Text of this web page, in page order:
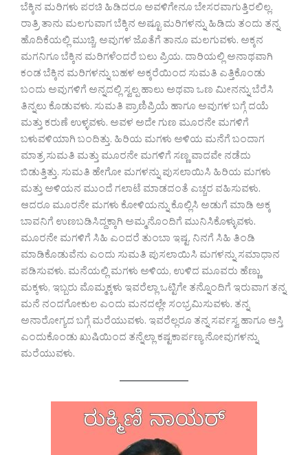
ಬೆಕ್ಕಿನ ಮರಿಗಳು ಪರಚಿ ಹಿಡಿದರೂ ಅವಳಿಗೇನೂ ಬೇಸರವಾಗುತ್ತಿರಲಿಲ್ಲ.
ರಾತ್ರಿ ತಾನು ಮಲಗುವಾಗ ಬೆಕ್ಕಿನ ಅಷ್ಟೂ ಮರಿಗಳನ್ನು ಹಿಡಿದು ತಂದು ತನ್ನ
ಹೊದಿಕೆಯಲ್ಲಿ ಮುಚ್ಚಿ, ಅವುಗಳ ಜೊತೆಗೆ ತಾನೂ ಮಲಗುವಳು. ಅಕ್ಕನ
ಮಗನಿಗೂ ಬೆಕ್ಕಿನ ಮರಿಗಳೆಂದರೆ ಬಲು ಪ್ರಿಯ. ದಾರಿಯಲ್ಲಿ ಅನಾಥವಾಗಿ
ಕಂಡ ಬೆಕ್ಕಿನ ಮರಿಗಳನ್ನು ಬಹಳ ಅಕ್ಕರೆಯಿಂದ ಸುಮತಿ ಎತ್ತಿಕೊಂಡು
ಬಂದು ಅವುಗಳಿಗೆ ಅನ್ನದಲ್ಲಿ ಸ್ವಲ್ಪ ಹಾಲು ಅಥವಾ ಒಣ ಮೀನನ್ನು ಬೆರೆಸಿ
ತಿನ್ನಲು ಕೊಡುವಳು. ಸುಮತಿ ಪ್ರಾಣಿಪ್ರಿಯೆ ಹಾಗೂ ಅವುಗಳ ಬಗ್ಗೆ ದಯೆ
ಮತ್ತು ಕರುಣೆ ಉಳ್ಳವಳು. ಅವಳ ಅದೇ ಗುಣ ಮೂರನೇ ಮಗಳಿಗೆ
ಬಳುವಳಿಯಾಗಿ ಬಂದಿತ್ತು. ಹಿರಿಯ ಮಗಳು ಅಳಿಯ ಮನೆಗೆ ಬಂದಾಗ
ಮಾತ್ರ ಸುಮತಿ ಮತ್ತು ಮೂರನೇ ಮಗಳಿಗೆ ಸಣ್ಣ ವಾದವೇ ನಡೆದು
ಬಿಡುತ್ತಿತ್ತು. ಸುಮತಿ ಹೇಗೋ ಮಗಳನ್ನು ಪುಸಲಾಯಿಸಿ ಹಿರಿಯ ಮಗಳು
ಮತ್ತು ಅಳಿಯನ ಮುಂದೆ ಗಲಾಟೆ ಮಾಡದಂತೆ ಎಚ್ಚರ ವಹಿಸುವಳು.
ಆದರೂ ಮೂರನೇ ಮಗಳು ಕೋಳಿಯನ್ನು ಕೊಲ್ಲಿಸಿ ಅಡುಗೆ ಮಾಡಿ ಅಕ್ಕ
ಬಾವನಿಗೆ ಉಣಬಡಿಸಿದ್ದಕ್ಕಾಗಿ ಅಮ್ಮನೊಂದಿಗೆ ಮುನಿಸಿಕೊಳ್ಳುವಳು.
ಮೂರನೇ ಮಗಳಿಗೆ ಸಿಹಿ ಎಂದರೆ ತುಂಬಾ ಇಷ್ಟ. ನಿನಗೆ ಸಿಹಿ ತಿಂಡಿ
ಮಾಡಿಕೊಡುವೆನು ಎಂದು ಸುಮತಿ ಪುಸಲಾಯಿಸಿ ಮಗಳನ್ನು ಸಮಾಧಾನ
ಪಡಿಸುವಳು. ಮನೆಯಲ್ಲಿ ಮಗಳು ಅಳಿಯ, ಉಳಿದ ಮೂವರು ಹೆಣ್ಣು
ಮಕ್ಕಳು, ಇಬ್ಬರು ಮೊಮ್ಮಕ್ಕಳು ಇವರೆಲ್ಲಾ ಒಟ್ಟಿಗೇ ತನ್ನೊಂದಿಗೆ ಇರುವಾಗ ತನ್ನ
ಮನೆ ನಂದಗೋಕುಲ ಎಂದು ಮನದಲ್ಲೇ ಸಂಭ್ರಮಿಸುವಳು. ತನ್ನ
ಅನಾರೋಗ್ಯದ ಬಗ್ಗೆ ಮರೆಯುವಳು. ಇವರೆಲ್ಲರೂ ತನ್ನ ಸರ್ವಸ್ವ ಹಾಗೂ ಆಸ್ತಿ
ಎಂದುಕೊಂಡು ಖುಷಿಯಿಂದ ತನ್ನೆಲ್ಲಾ ಕಷ್ಟಕಾರ್ಪಣ್ಯ ನೋವುಗಳನ್ನು
ಮರೆಯುವಳು.